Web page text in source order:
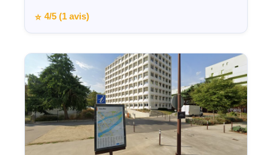
⭐ 4/5 (1 avis)